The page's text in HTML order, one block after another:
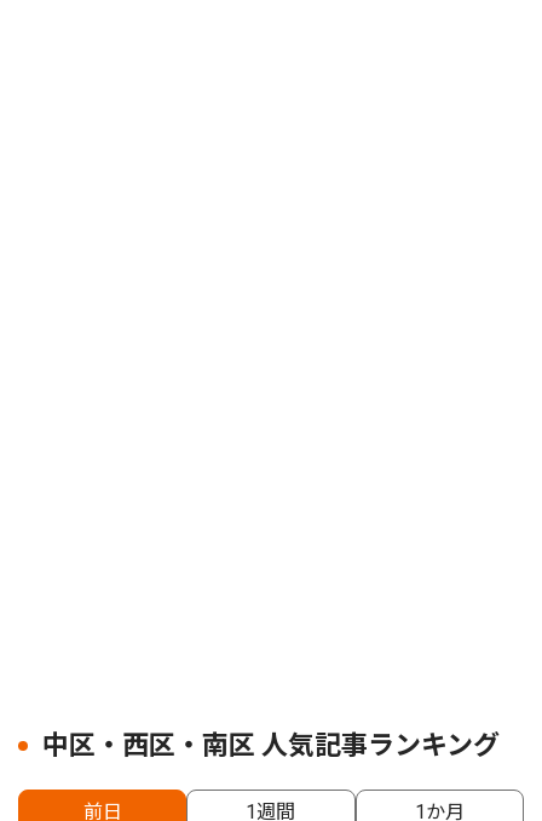
中区・西区・南区 人気記事ランキング
前日 1週間 1か月